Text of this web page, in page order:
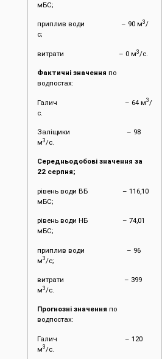
мБС;
приплив води – 90 м3/
с;
витрати – 0 м3/с.
Фактичні значення по
водпостах:
Галич – 64 м3/
с.
Заліщики – 98
м3/с.
Середньодобові значення за
22 серпня;
рівень води ВБ – 116,10
мБС;
рівень води НБ – 74,01
мБС;
приплив води – 96
м3/с;
витрати – 399
м3/с.
Прогнозні значення по
водпостах:
Галич – 120
м3/с.